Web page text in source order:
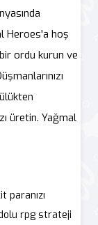
Heroes'a hoş
ordu kurun ve
üretin. Yağmal
paranızı
rpg strateji